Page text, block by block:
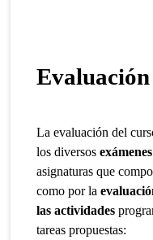
Evaluación
La evaluación del
los diversos
asignaturas que
como por la
las actividades
tareas propuestas: